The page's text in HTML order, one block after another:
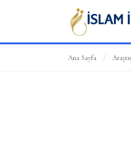
Ana Sayfa /